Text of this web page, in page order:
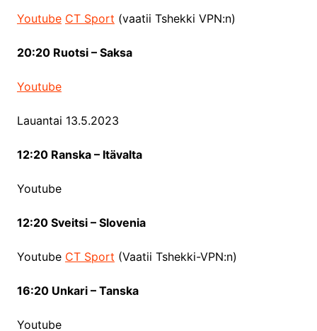
Youtube CT Sport (vaatii Tshekki VPN:n)
20:20 Ruotsi – Saksa
Youtube
Lauantai 13.5.2023
12:20 Ranska – Itävalta
Youtube
12:20 Sveitsi – Slovenia
Youtube CT Sport (Vaatii Tshekki-VPN:n)
16:20 Unkari – Tanska
Youtube